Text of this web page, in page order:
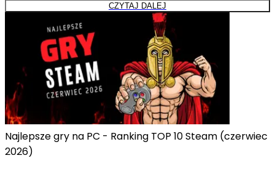
CZYTAJ DALEJ
Najlepsze gry na PC - Ranking TOP 10 Steam (czerwiec
2026)